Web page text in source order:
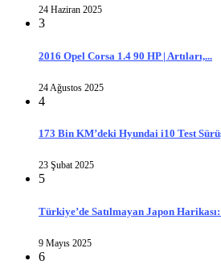
24 Haziran 2025
3
2016 Opel Corsa 1.4 90 HP | Artıları,...
24 Ağustos 2025
4
173 Bin KM’deki Hyundai i10 Test
23 Şubat 2025
5
Türkiye’de Satılmayan Japon
9 Mayıs 2025
6